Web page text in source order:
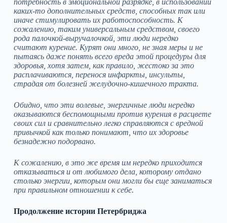
потребность в эмоциональной разрядке, в использовании
каких‑то дополнительных средств, способных так или
иначе стимулировать их работоспособность. К
сожалению, таким универсальным средством, своего
рода палочкой‑выручалочкой, эти люди нередко
считают курение. Курят они много, не зная меры и не
пытаясь даже понять всего вреда этой процедуры для
здоровья, хотя затем, как правило, жестоко за это
расплачиваются, перенося инфаркты, инсульты,
страдая от болезней желудочно‑кишечного тракта.
Обидно, что эти волевые, энергичные люди нередко
оказываются беспомощными против курения в расцвете
своих сил и сравнительно легко справляются с вредной
привычкой как только понимают, что их здоровье
безнадежно подорвано.
К сожалению, в это же время им нередко приходится
отказываться и от любимого дела, которому отдано
столько энергии, которым они могли бы еще заниматься
при правильном отношении к себе.
Продолжение истории Петербриджа